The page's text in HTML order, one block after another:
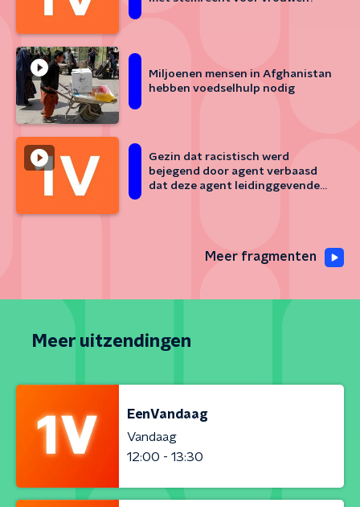
Miljoenen mensen in Afghanistan
hebben voedselhulp nodig
Gezin dat racistisch werd
bejegend door agent verbaasd
dat deze agent leidinggevende
Meer fragmenten
Meer uitzendingen
EenVandaag
Vandaag
12:00 - 13:30